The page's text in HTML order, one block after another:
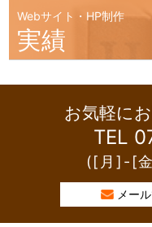
Webサイト・HP制作
実績
お気軽に
TEL
([月]-[
メー